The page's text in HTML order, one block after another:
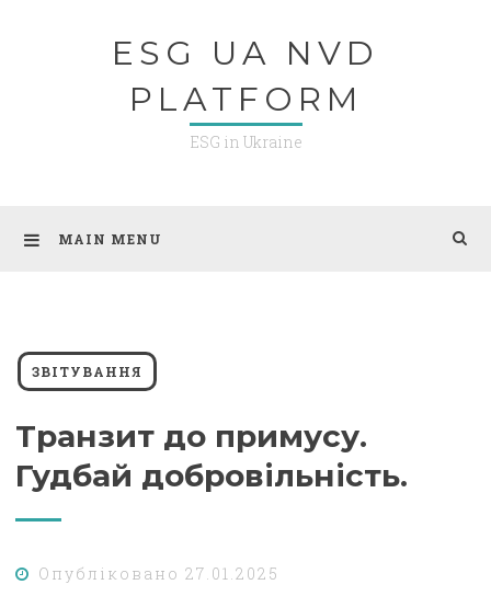
ESG UA NVD
PLATFORM
ESG in Ukraine
MAIN MENU
ЗВІТУВАННЯ
Транзит до примусу.
Гудбай добровільність.
Опубліковано 27.01.2025